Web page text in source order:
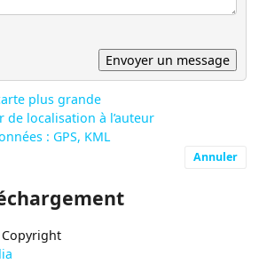
plus grande
de localisation à l’auteur
: GPS, KML
Annuler